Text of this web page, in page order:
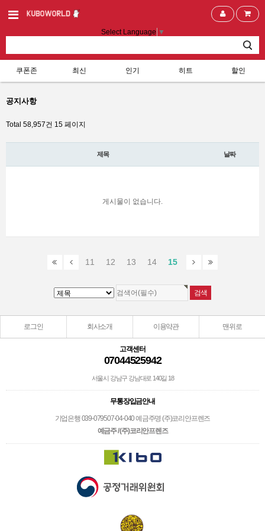
Select Language ▼
쿠폰존 최신 인기 히트 할인
공지사항
Total 58,957건 15 페이지
제목 날짜
게시물이 없습니다.
11 12 13 14 15
로그인 회사소개 이용약관 맨위로
고객센터
07044525942
서울시 강남구 강남대로 140길 18
무통장입금안내
기업은행 039-079507-04-040 예금주명 (주)코리안프렌즈
예금주 / (주)코리안프렌즈